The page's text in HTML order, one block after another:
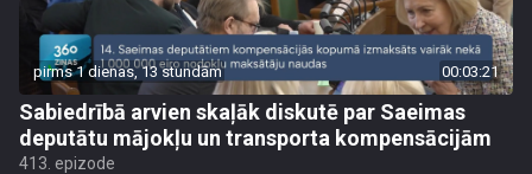
pirms 1 dienas, 13 stundām 00:03:21
Sabiedrībā arvien skaļāk diskutē par Saeimas
deputātu mājokļu un transporta kompensācijām
413. epizode